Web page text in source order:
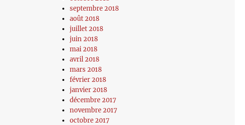
septembre 2018
août 2018
juillet 2018
juin 2018
mai 2018
avril 2018
mars 2018
février 2018
janvier 2018
décembre 2017
novembre 2017
octobre 2017